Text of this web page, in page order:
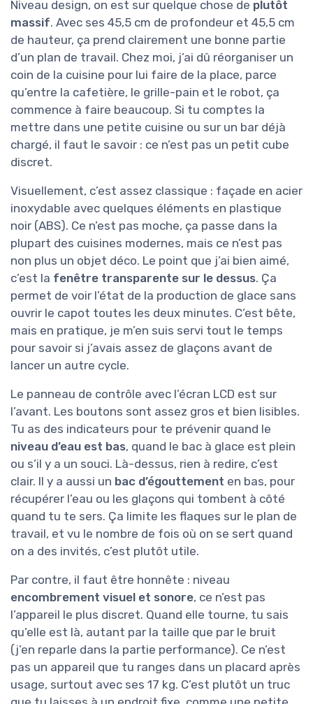
Niveau design, on est sur quelque chose de plutôt
massif. Avec ses 45,5 cm de profondeur et 45,5 cm
de hauteur, ça prend clairement une bonne partie
d’un plan de travail. Chez moi, j’ai dû réorganiser un
coin de la cuisine pour lui faire de la place, parce
qu’entre la cafetière, le grille-pain et le robot, ça
commence à faire beaucoup. Si tu comptes la
mettre dans une petite cuisine ou sur un bar déjà
chargé, il faut le savoir : ce n’est pas un petit cube
discret.
Visuellement, c’est assez classique : façade en acier
inoxydable avec quelques éléments en plastique
noir (ABS). Ce n’est pas moche, ça passe dans la
plupart des cuisines modernes, mais ce n’est pas
non plus un objet déco. Le point que j’ai bien aimé,
c’est la fenêtre transparente sur le dessus. Ça
permet de voir l’état de la production de glace sans
ouvrir le capot toutes les deux minutes. C’est bête,
mais en pratique, je m’en suis servi tout le temps
pour savoir si j’avais assez de glaçons avant de
lancer un autre cycle.
Le panneau de contrôle avec l’écran LCD est sur
l’avant. Les boutons sont assez gros et bien lisibles.
Tu as des indicateurs pour te prévenir quand le
niveau d’eau est bas, quand le bac à glace est plein
ou s’il y a un souci. Là-dessus, rien à redire, c’est
clair. Il y a aussi un bac d’égouttement en bas, pour
récupérer l’eau ou les glaçons qui tombent à côté
quand tu te sers. Ça limite les flaques sur le plan de
travail, et vu le nombre de fois où on se sert quand
on a des invités, c’est plutôt utile.
Par contre, il faut être honnête : niveau
encombrement visuel et sonore, ce n’est pas
l’appareil le plus discret. Quand elle tourne, tu sais
qu’elle est là, autant par la taille que par le bruit
(j’en reparle dans la partie performance). Ce n’est
pas un appareil que tu ranges dans un placard après
usage, surtout avec ses 17 kg. C’est plutôt un truc